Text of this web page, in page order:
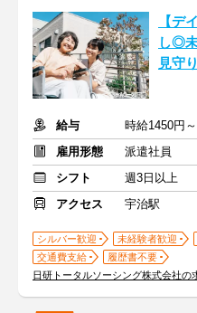
【デ
し◎
見守
給与
時給1450円
雇用形態
派遣社員
シフト
週3日以上
アクセス
宇治駅
シルバー歓迎 未経験者歓迎
交通費支給
履歴書不要
日研トータルソーシング株式会社の